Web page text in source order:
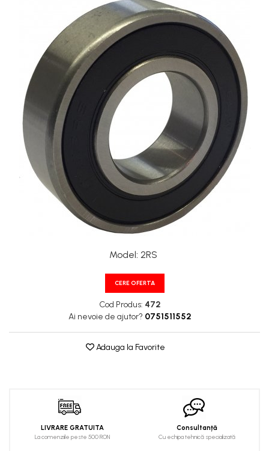
Model: 2RS
CERE OFERTA
Cod Produs: 472
Ai nevoie de ajutor? 0751511552
Adauga la Favorite
LIVRARE GRATUITA
La comenziile peste 500 RON
Consultanță
Cu echipa tehnică specializată